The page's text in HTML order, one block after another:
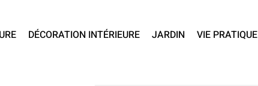
DÉCORATION INTÉRIEURE JARDIN VIE PRATIQUE